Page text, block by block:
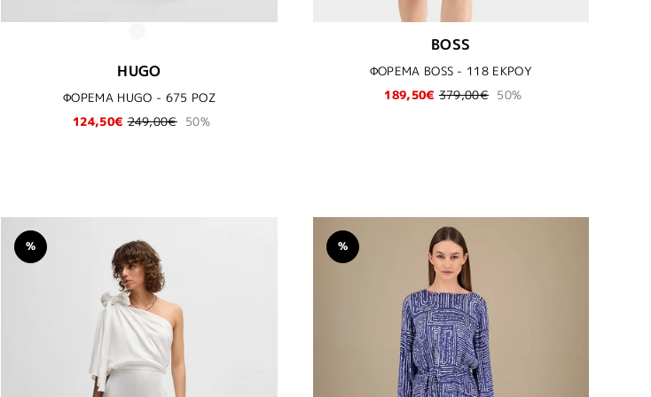
HUGO
ΦΟΡΕΜΑ HUGO - 675 ΡΟΖ
124,50€ 249,00€ 50%
BOSS
ΦΟΡΕΜΑ BOSS - 118 ΕΚΡΟΥ
189,50€ 379,00€ 50%
% %